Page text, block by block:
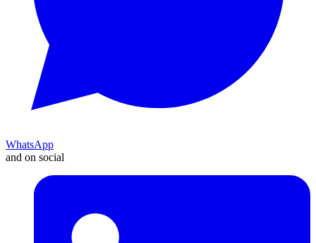
WhatsApp
and on social